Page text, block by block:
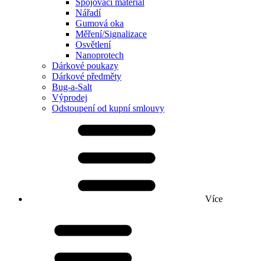
Spojovací materiál
Nářadí
Gumová oka
Měření/Signalizace
Osvětlení
Nanoprotech
Dárkové poukazy
Dárkové předměty
Bug-a-Salt
Výprodej
Odstoupení od kupní smlouvy
Více